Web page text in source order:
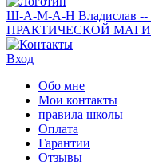
Ш-А-М-А-Н Владислав
ПРАКТИЧЕСКОЙ
Вход
Обо мне
Мои контакты
правила школы
Оплата
Гарантии
Отзывы